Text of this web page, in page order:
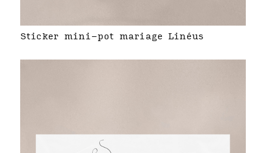
Sticker mini-pot mariage Linéus